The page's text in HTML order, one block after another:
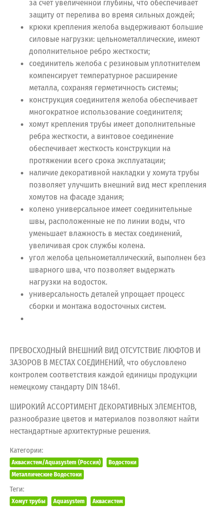
за счет увеличенной глубины, что обеспечивает
защиту от перелива во время сильных дождей;
крюки крепления желоба выдерживают большие
силовые нагрузки: цельнометаллические, имеют
дополнительное ребро жесткости;
соединитель желоба с резиновым уплотнителем
компенсирует температурное расширение
металла, сохраняя герметичность системы;
конструкция соединителя желоба обеспечивает
многократное использование соединителя;
хомут крепления трубы имеет дополнительные
ребра жесткости, а винтовое соединение
обеспечивает жесткость конструкции на
протяжении всего срока эксплуатации;
наличие декоративной накладки у хомута трубы
позволяет улучшить внешний вид мест крепления
хомутов на фасаде здания;
колено универсальное имеет соединительные
швы, расположенные не по линии воды, что
уменьшает влажность в местах соединений,
увеличивая срок службы колена.
угол желоба цельнометаллический, выполнен без
шварного шва, что позволяет выдержать
нагрузки на водосток.
универсальность деталей упрощает процесс
сборки и монтажа водосточных систем.
ПРЕВОСХОДНЫЙ ВНЕШНИЙ ВИД ОТСУТСТВИЕ ЛЮФТОВ И
ЗАЗОРОВ В МЕСТАХ СОЕДИНЕНИЙ, что обусловлено
контролем соответствия каждой единицы продукции
немецкому стандарту DIN 18461.
ШИРОКИЙ АССОРТИМЕНТ ДЕКОРАТИВНЫХ ЭЛЕМЕНТОВ,
разнообразие цветов и материалов позволяют найти
нестандартные архитектурные решения.
Категории:
Аквасистем/Aquasystem (Россия)
Водостоки
Металлические Водостоки
Теги:
Хомут трубы Aquasystem Аквасистем